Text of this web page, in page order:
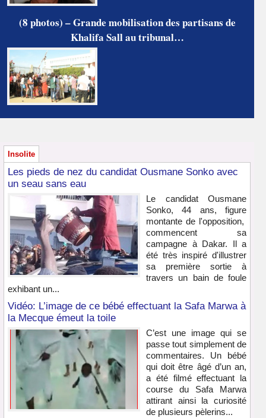
(8 photos) – Grande mobilisation des partisans de
Khalifa Sall au tribunal…
Insolite
Les pieds de nez du candidat Ousmane Sonko avec
un seau sans eau
Le candidat Ousmane
Sonko, 44 ans, figure
montante de l'opposition,
commencent sa
campagne à Dakar. Il a
été très inspiré d'illustrer
sa première sortie à
travers un bain de foule
exhibant un...
Vidéo: L’image de ce bébé effectuant la Safa Marwa à
la Mecque émeut la toile
C’est une image qui se
passe tout simplement de
commentaires. Un bébé
qui doit être âgé d’un an,
a été filmé effectuant la
course du Safa Marwa
attirant ainsi la curiosité
de plusieurs pèlerins...